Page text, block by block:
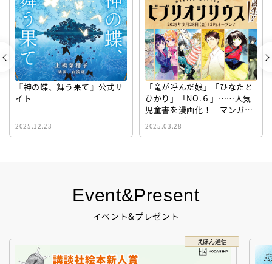
Event&Present
イベント&プレゼント
えほん通信
『神の蝶、舞う果て』公式サ
イト
2025.12.23
「竜が呼んだ娘」「ひなたと
ひかり」「NO.６」……人気
児童書を漫画化！ マンガサ
イト『ビブリオシリウス』誕
生！
2025.03.28